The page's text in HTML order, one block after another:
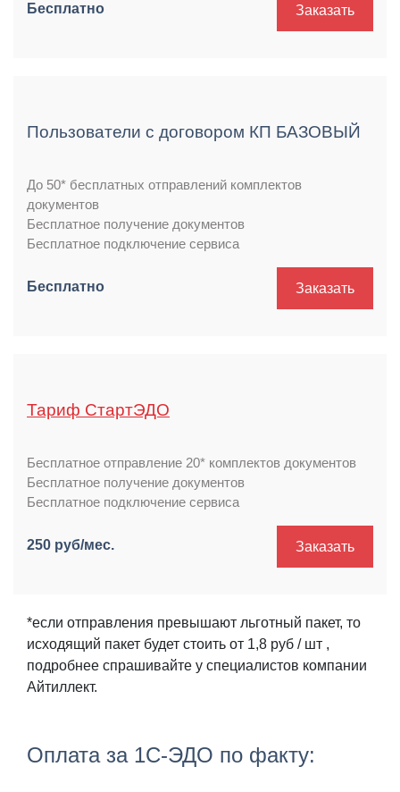
Бесплатно Заказать
Пользователи с договором КП БАЗОВЫЙ
До 50* бесплатных отправлений комплектов
документов
Бесплатное получение документов
Бесплатное подключение сервиса
Бесплатно Заказать
Тариф СтартЭДО
Бесплатное отправление 20* комплектов документов
Бесплатное получение документов
Бесплатное подключение сервиса
250 руб/мес. Заказать
*если отправления превышают льготный пакет, то
исходящий пакет будет стоить от 1,8 руб / шт ,
подробнее спрашивайте у специалистов компании
Айтиллект.
Оплата за 1С-ЭДО по факту: